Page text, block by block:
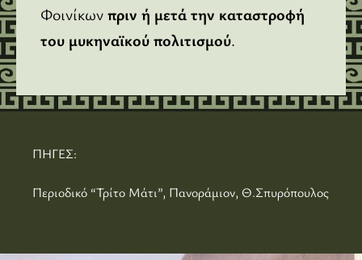
Φοινίκωνπριν ή μετά την καταστροφή
του μυκηναϊκού πολιτισμού.
ΠΗΓΕΣ:
Περιοδικό “Τρίτο Μάτι”, Πανοράμιον, Θ.Σπυρόπουλος